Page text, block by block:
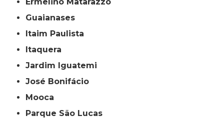
Ermelino Matarazzo
Guaianases
Itaim Paulista
Itaquera
Jardim Iguatemi
José Bonifácio
Mooca
Parque São Lucas